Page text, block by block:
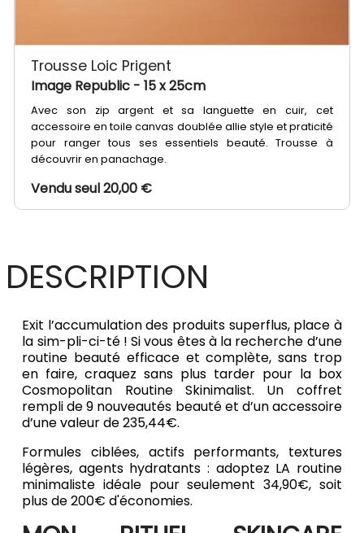
Trousse Loic Prigent
Image Republic - 15 x 25cm
Avec son zip argent et sa languette en cuir, cet
accessoire en toile canvas doublée allie style et praticité
pour ranger tous ses essentiels beauté. Trousse à
découvrir en panachage.
Vendu seul 20,00 €
DESCRIPTION
Exit l’accumulation des produits superflus, place à
la sim-pli-ci-té ! Si vous êtes à la recherche d’une
routine beauté efficace et complète, sans trop
en faire, craquez sans plus tarder pour la box
Cosmopolitan Routine Skinimalist. Un coffret
rempli de 9 nouveautés beauté et d’un accessoire
d’une valeur de 235,44€.
Formules ciblées, actifs performants, textures
légères, agents hydratants : adoptez LA routine
minimaliste idéale pour seulement 34,90€, soit
plus de 200€ d'économies.